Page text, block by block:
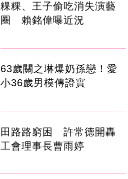
粿粿、王子偷吃消失演藝
圈 賴銘偉曝近況
63歲關之琳爆奶孫戀！愛
小36歲男模傳證實
田路路窮困 許常德開轟
工會理事長曹雨婷